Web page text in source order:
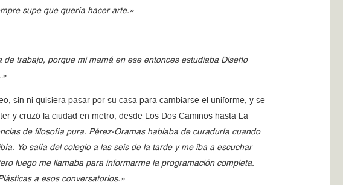
supe que quería hacer arte.»
trabajo, porque mi mamá en ese entonces estudiaba Diseño
sin ni quisiera pasar por su casa para cambiarse el uniforme, y se
y cruzó la ciudad en metro, desde Los Dos Caminos hasta La
de filosofía pura. Pérez-Oramas hablaba de curaduría cuando
Yo salía del colegio a las seis de la tarde y me iba a escuchar
luego me llamaba para informarme la programación completa.
a esos conversatorios.»